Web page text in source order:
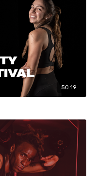
50:19